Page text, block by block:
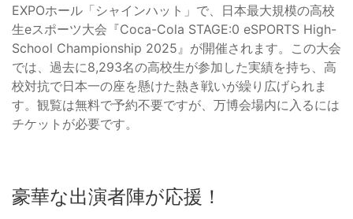
EXPOホール「シャインハット」で、日本最大規模の高校
生eスポーツ大会『Coca-Cola STAGE:0 eSPORTS High-
School Championship 2025』が開催されます。この大会
では、過去に8,293名の高校生が参加した実績を持ち、高
校対抗で日本一の座を懸けた熱き戦いが繰り広げられま
す。観覧は無料で予約不要ですが、万博会場内に入るには
チケットが必要です。
豪華な出演者陣が応援！